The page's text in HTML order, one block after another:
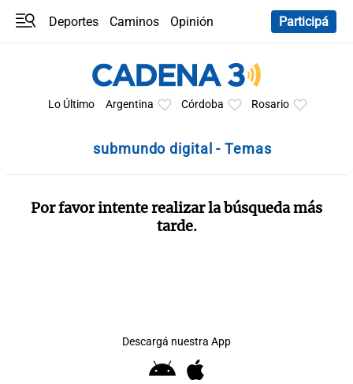
Deportes Caminos
Opinión
Participá
Lo Último Argentina Córdoba Rosario
submundo digital - Temas
Por favor intente realizar la búsqueda más
tarde.
Descargá nuestra App